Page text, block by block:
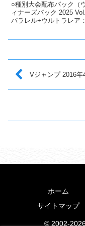
○種別大会配布パック（
ィナーズパック 2025
パラレル+ウルトラレア
Vジャンプ 2016年
ホーム
サイトマップ
© 2002-